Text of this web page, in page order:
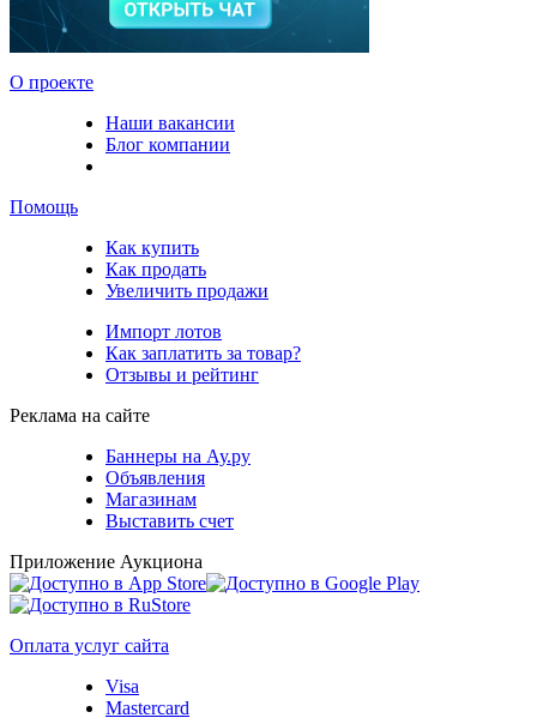
О проекте
Наши вакансии
Блог компании
Помощь
Как купить
Как продать
Увеличить продажи
Импорт лотов
Как заплатить за товар?
Отзывы и рейтинг
Реклама на сайте
Баннеры на Ау.ру
Объявления
Магазинам
Выставить счет
Приложение Аукциона
Оплата услуг сайта
Visa
Mastercard